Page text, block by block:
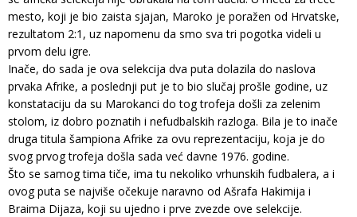
mesto, koji je bio zaista sjajan, Maroko je poražen od Hrvatske,
rezultatom 2:1, uz napomenu da smo sva tri pogotka videli u
prvom delu igre.
Inače, do sada je ova selekcija dva puta dolazila do naslova
prvaka Afrike, a poslednji put je to bio slučaj prošle godine, uz
konstataciju da su Marokanci do tog trofeja došli za zelenim
stolom, iz dobro poznatih i nefudbalskih razloga. Bila je to inače
druga titula šampiona Afrike za ovu reprezentaciju, koja je do
svog prvog trofeja došla sada već davne 1976. godine.
Što se samog tima tiče, ima tu nekoliko vrhunskih fudbalera, a i
ovog puta se najviše očekuje naravno od Ašrafa Hakimija i
Braima Dijaza, koji su ujedno i prve zvezde ove selekcije.